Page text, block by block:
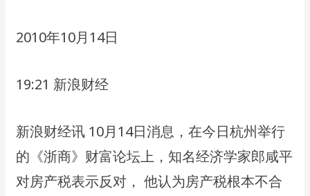
2010年10⽉14⽇
19:21 新浪财经
新浪财经讯 10⽉14⽇消息，在今⽇杭州举⾏
的《浙商》财富论坛上，知名经济学家郎咸平
对房产税表示反对， 他认为房产税根本不合